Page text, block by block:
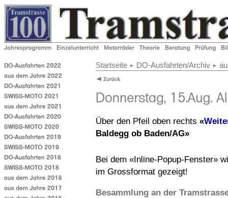
Startseite DO-Ausfahrten/Archiv
Über den Pfeil oben rechts «
Baldegg ob Baden/AG»
Bei dem «Inline-Popup-Fenster»
im Grossformat gezeigt!
Besammlung an der